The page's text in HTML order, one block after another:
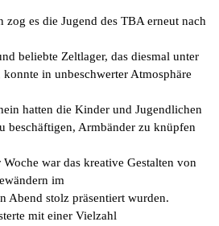
zog es die Jugend des TBA erneut nach
beliebte Zeltlager, das diesmal unter
in unbeschwerter Atmosphäre
hatten die Kinder und Jugendlichen
beschäftigen, Armbänder zu knüpfen
war das kreative Gestalten von
im
Abend stolz präsentiert wurden.
mit einer Vielzahl